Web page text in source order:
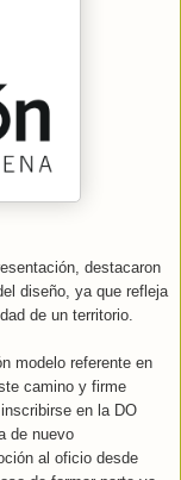
destacaron
diseño, ya que refleja
de un territorio.
modelo referente en
camino y firme
en la DO
de nuevo
al oficio desde